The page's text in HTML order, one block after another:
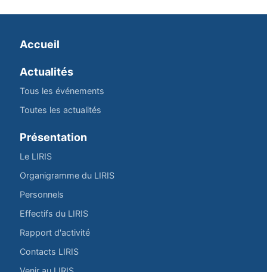
Accueil
Actualités
Tous les événements
Toutes les actualités
Présentation
Le LIRIS
Organigramme du LIRIS
Personnels
Effectifs du LIRIS
Rapport d'activité
Contacts LIRIS